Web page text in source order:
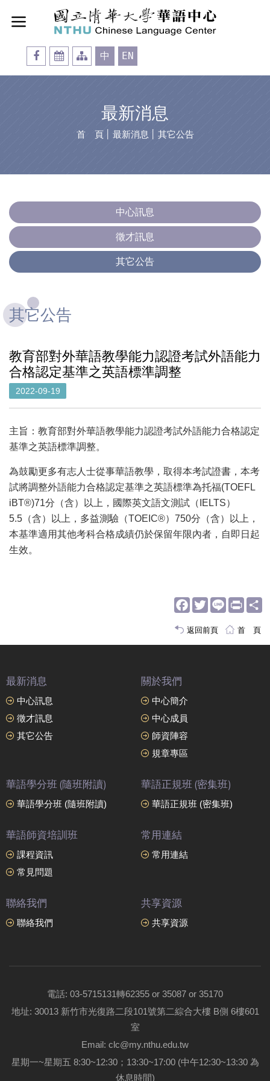
中 EN
最新消息
首 頁 最新消息 其它公告
中心訊息
徵才訊息
其它公告
其它公告
教育部對外華語教學能力認證考試外語能力
合格認定基準之英語標準調整
2022-09-19
主旨：教育部對外華語教學能力認證考試外語能力合格認定
基準之英語標準調整。
為鼓勵更多有志人士從事華語教學，取得本考試證書，本考
試將調整外語能力合格認定基準之英語標準為托福(TOEFL
iBT®)71分（含）以上，國際英文語文測試（IELTS）
5.5（含）以上，多益測驗（TOEIC®）750分（含）以上，
本基準適用其他考科合格成績仍於保留年限內者，自即日起
生效。
Facebook
TwitterLine Print
返回前頁 首 頁
最新消息
中心訊息
徵才訊息
其它公告
關於我們
中心簡介
中心成員
師資陣容
規章專區
華語學分班 (隨班附讀)
華語學分班 (隨班附讀)
華語正規班 (密集班)
華語正規班 (密集班)
華語師資培訓班
課程資訊
常見問題
常用連結
常用連結
聯絡我們
聯絡我們
共享資源
共享資源
電話: 03-5715131轉62355 or 35087 or 35170
地址: 30013 新竹市光復路二段101號第二綜合大樓 B側 6樓601
室
Email: clc@my.nthu.edu.tw
星期一~星期五 8:30~12:30；13:30~17:00 (中午12:30~13:30 為
休息時間)